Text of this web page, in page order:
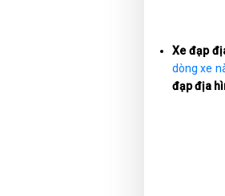
Xe đạp
dòng xe
đạp địa